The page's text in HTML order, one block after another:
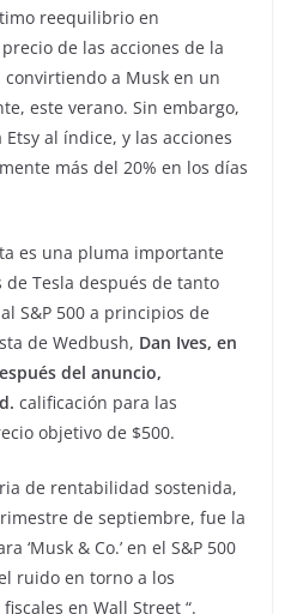
reequilibrio en
de las acciones de la
a Musk en un
este verano. Sin embargo,
al índice, y las acciones
más del 20% en los días
es una pluma importante
Tesla después de tanto
S&P 500 a principios de
de Wedbush, Dan Ives, en
del anuncio,
calificación para las
objetivo de $500.
de rentabilidad sostenida,
de septiembre, fue la
‘Musk & Co.’ en el S&P 500
ruido en torno a los
en Wall Street “.